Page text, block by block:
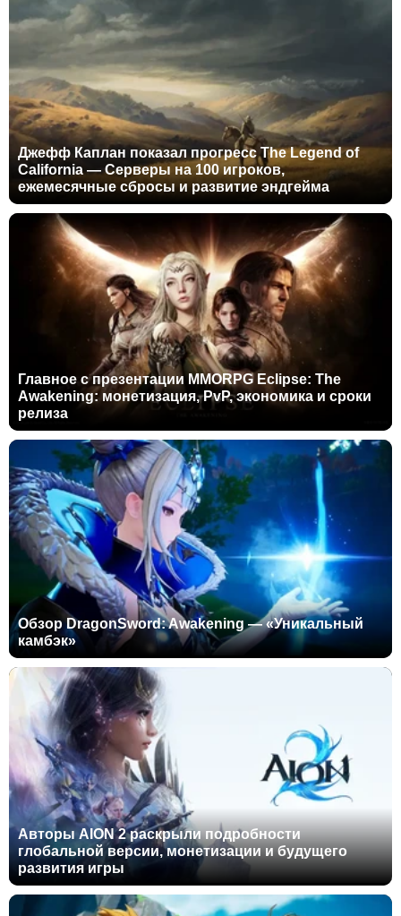
Джефф Каплан показал прогресс The Legend of
California — Серверы на 100 игроков,
ежемесячные сбросы и развитие эндгейма
Главное с презентации MMORPG Eclipse: The
Awakening: монетизация, PvP, экономика и сроки
релиза
Обзор DragonSword: Awakening — «Уникальный
камбэк»
Авторы AION 2 раскрыли подробности
глобальной версии, монетизации и будущего
развития игры